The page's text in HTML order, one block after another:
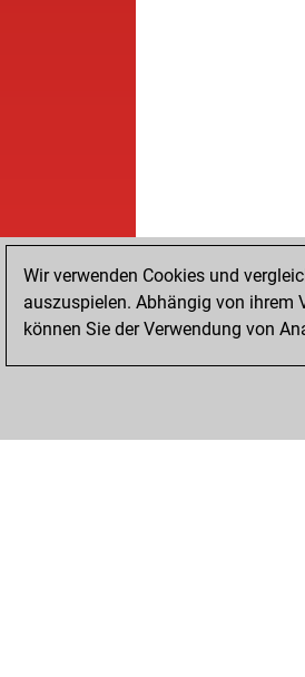
Wir verwenden Cookies und
auszuspielen. Abhängig von ihrem
können Sie der Verwendung von